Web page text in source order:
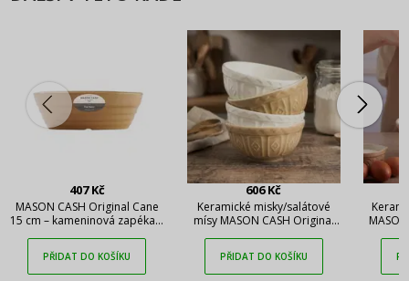
407 Kč
MASON CASH Original Cane
15 cm – kameninová zapékací
PŘIDAT DO KOŠÍKU
606 Kč
Keramické misky/salátové
mísy MASON CASH Original
PŘIDAT DO KOŠÍKU